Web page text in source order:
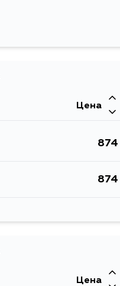
Цена
874
874
Цена